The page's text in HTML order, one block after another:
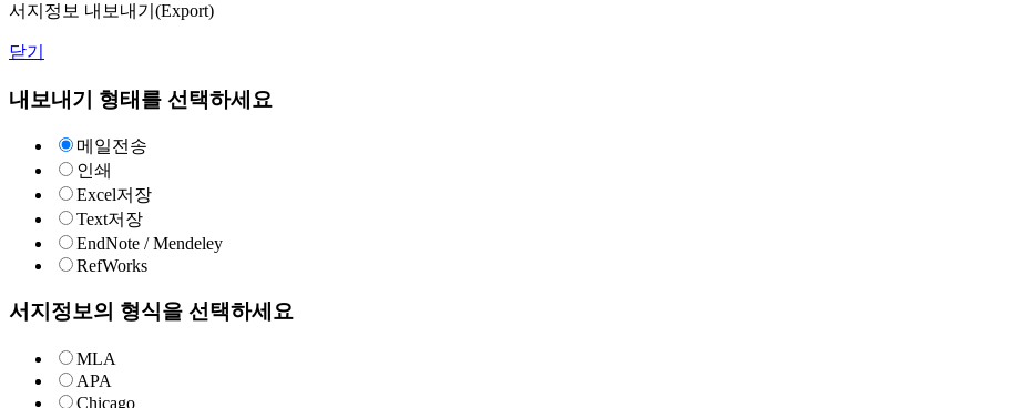
서지정보 내보내기(Export)
닫기
내보내기 형태를 선택하세요
메일전송
인쇄
Excel저장
Text저장
EndNote / Mendeley
RefWorks
서지정보의 형식을 선택하세요
MLA
APA
Chicago